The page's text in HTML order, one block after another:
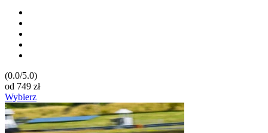
(0.0/5.0)
od 749 zł
Wybierz